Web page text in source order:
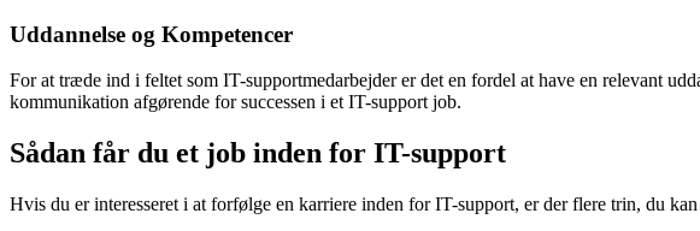
Uddannelse og Kompetencer
For at træde ind i feltet som IT-supportmedarbejder er det en fordel at have en relevant
kommunikation afgørende for successen i et IT-support job.
Sådan får du et job inden for IT-support
Hvis du er interesseret i at forfølge en karriere inden for IT-support, er der flere trin, du